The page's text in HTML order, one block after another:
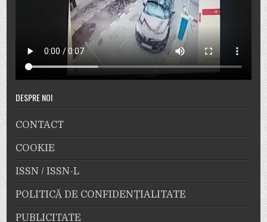
DESPRE NOI
CONTACT
COOKIE
ISSN / ISSN-L
POLITICĂ DE CONFIDENȚIALITATE
PUBLICITATE